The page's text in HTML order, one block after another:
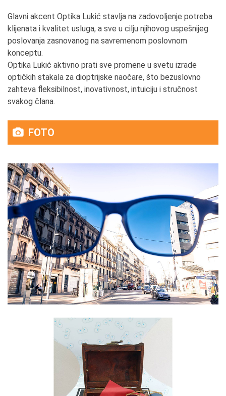
Glavni akcent Optika Lukić stavlja na zadovoljenje potreba
klijenata i kvalitet usluga, a sve u cilju njihovog uspešnijeg
poslovanja zasnovanog na savremenom poslovnom
konceptu.
Optika Lukić aktivno prati sve promene u svetu izrade
optičkih stakala za dioptrijske naočare, što bezuslovno
zahteva fleksibilnost, inovativnost, intuiciju i stručnost
svakog člana.
FOTO